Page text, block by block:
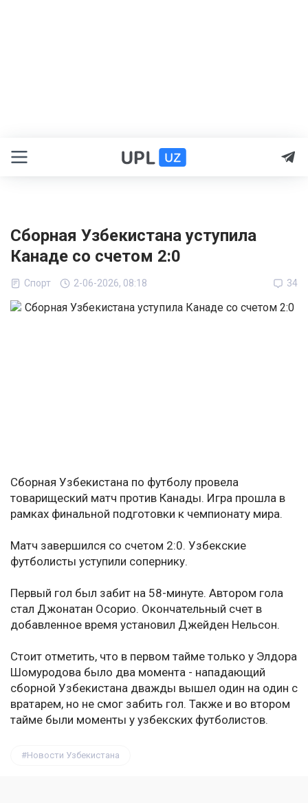
Сборная Узбекистана уступила
Канаде со счетом 2:0
Спорт 2-06-2026, 08:18 34
Сборная Узбекистана по футболу провела
товарищеский матч против Канады. Игра прошла в
рамках финальной подготовки к чемпионату мира.
Матч завершился со счетом 2:0. Узбекские
футболисты уступили сопернику.
Первый гол был забит на 58-минуте. Автором гола
стал Джонатан Осорио. Окончательный счет в
добавленное время установил Джейден Нельсон.
Стоит отметить, что в первом тайме только у Элдора
Шомуродова было два момента - нападающий
сборной Узбекистана дважды вышел один на один с
вратарем, но не смог забить гол. Также и во втором
тайме были моменты у узбекских футболистов.
Новости Узбекистана